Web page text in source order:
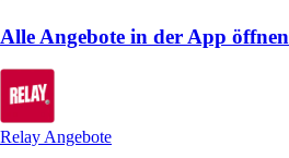
Alle Angebote in der App öffnen
Relay Angebote